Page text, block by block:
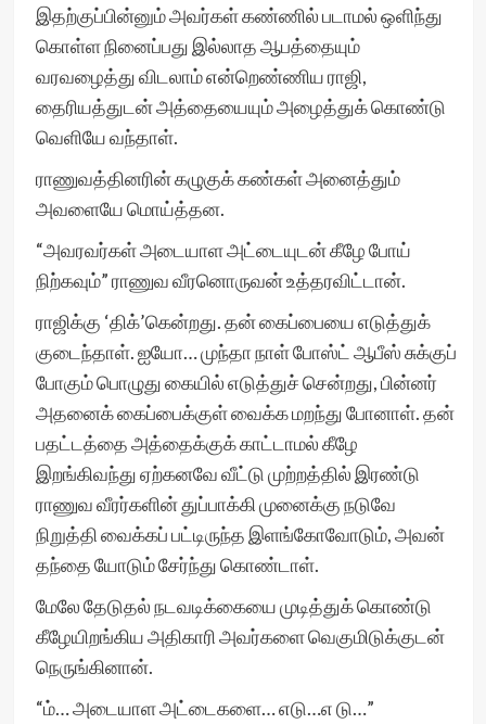
இதற்குப்பின்னும் அவர்கள் கண்ணில் படாமல் ஒளிந்து
கொள்ள நினைப்பது இல்லாத ஆபத்தையும்
வரவழைத்து விடலாம் என்றெண்ணிய ராஜி,
தைரியத்துடன் அத்தையையும் அழைத்துக் கொண்டு
வெளியே வந்தாள்.
ராணுவத்தினரின் கழுகுக் கண்கள் அனைத்தும்
அவளையே மொய்த்தன.
“அவரவர்கள் அடையாள அட்டையுடன் கீழே போய்
நிற்கவும்” ராணுவ வீரனொருவன் உத்தரவிட்டான்.
ராஜிக்கு ‘திக்’கென்றது. தன் கைப்பையை எடுத்துக்
குடைந்தாள். ஐயோ… முந்தா நாள் போஸ்ட் ஆபீஸ் சுக்குப்
போகும் பொழுது கையில் எடுத்துச் சென்றது, பின்னர்
அதனைக் கைப்பைக்குள் வைக்க மறந்து போனாள். தன்
பதட்டத்தை அத்தைக்குக் காட்டாமல் கீழே
இறங்கிவந்து ஏற்கனவே வீட்டு முற்றத்தில் இரண்டு
ராணுவ வீரர்களின் துப்பாக்கி முனைக்கு நடுவே
நிறுத்தி வைக்கப் பட்டிருந்த இளங்கோவோடும், அவன்
தந்தை யோடும் சேர்ந்து கொண்டாள்.
மேலே தேடுதல் நடவடிக்கையை முடித்துக் கொண்டு
கீழேயிறங்கிய அதிகாரி அவர்களை வெகுமிடுக்குடன்
நெருங்கினான்.
“ம்… அடையாள அட்டைகளை… எடு…எ டு…”